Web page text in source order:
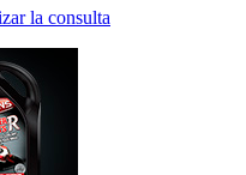
la consulta